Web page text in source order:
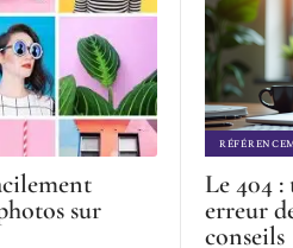
sur
Le 404
erreur
conseils